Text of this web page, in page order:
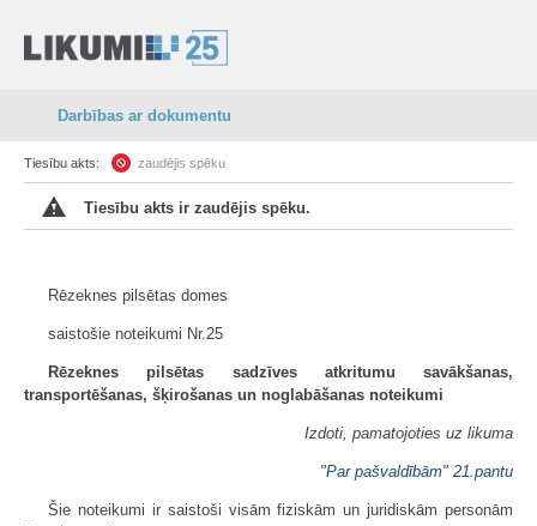
Darbības ar dokumentu
Tiesību akts: zaudējis spēku
Tiesību akts ir zaudējis spēku.
Rēzeknes pilsētas domes
saistošie noteikumi Nr.25
Rēzeknes pilsētas sadzīves atkritumu savākšanas,
transportēšanas, šķirošanas un noglabāšanas noteikumi
Izdoti, pamatojoties uz likuma
"Par pašvaldībām" 21.pantu
Šie noteikumi ir saistoši visām fiziskām un juridiskām personām